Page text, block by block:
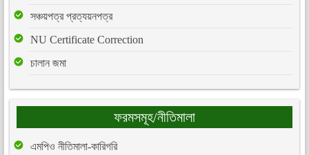
সঞ্চয়পত্র প্রত্যয়নপত্র
NU Certificate Correction
চালান জমা
ফরমসমূহ/নীতিমালা
এমপিও নীতিমালা-কারিগরি